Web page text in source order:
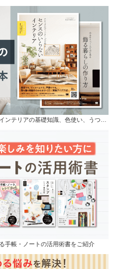
ンテリアの基礎知識、色使い、うつ…
手帳・ノートの活用術書をご紹介